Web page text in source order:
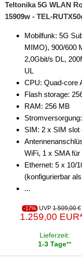
Teltonika 5G WLAN
15909w - TEL-
Mobilfunk: 5G
MIMO), 900/600
2,0Gbit/s DL,
UL
CPU: Quad-core
Flash storage:
RAM: 256 MB
SIM: 2 x SIM slot
WiFi, 1 x SMA
Ethernet: 5 x 10/
(konfigurierbar
...
-17% UVP 1.509,00 €
1.259,00
Lieferzeit:
1-3 Tage**